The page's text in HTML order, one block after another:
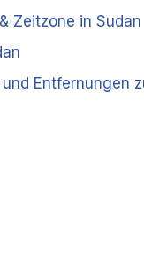
Zeitzone in Sudan
Entfernungen